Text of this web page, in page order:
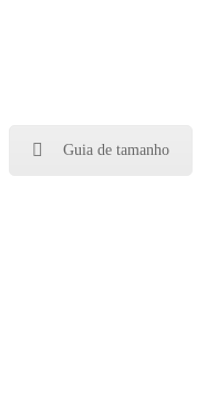
Guia de tamanho